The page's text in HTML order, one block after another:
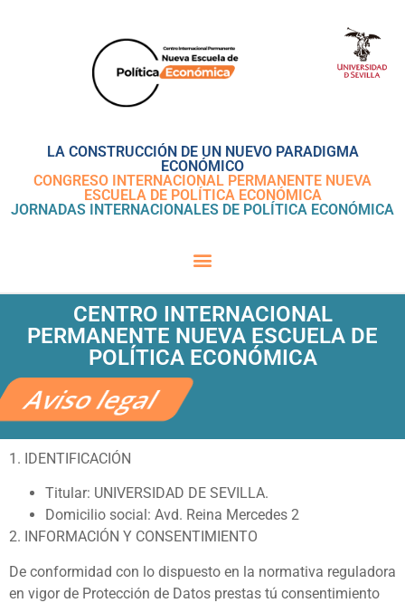
LA CONSTRUCCIÓN DE UN NUEVO PARADIGMA
ECONÓMICO
CONGRESO INTERNACIONAL PERMANENTE NUEVA
ESCUELA DE POLÍTICA ECONÓMICA
JORNADAS INTERNACIONALES DE POLÍTICA ECONÓMICA
CENTRO INTERNACIONAL
PERMANENTE NUEVA ESCUELA DE
POLÍTICA ECONÓMICA
Aviso legal
1. IDENTIFICACIÓN
Titular: UNIVERSIDAD DE SEVILLA.
Domicilio social: Avd. Reina Mercedes 2
2. INFORMACIÓN Y CONSENTIMIENTO
De conformidad con lo dispuesto en la normativa reguladora
en vigor de Protección de Datos prestas tú consentimiento